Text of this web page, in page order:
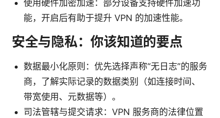
使用硬件加密加速：部分设备支持硬件加速功
能，开启后有助于提升 VPN 的加速性能。
安全与隐私：你该知道的要点
数据最小化原则：优先选择声称“无日志”的服务
商，了解实际记录的数据类别（如连接时间、
带宽使用、元数据等）。
司法管辖与提交请求：VPN 服务商的法律位置